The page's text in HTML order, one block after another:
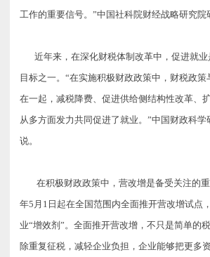
工作的重要信号。”中国社科院财经战略研究院
近年来，在深化财税体制改革中，促进就业
目标之一。“在实施积极财政政策中，财税政
在一起，减税降费、促进供给侧结构性改革、
从多方面发力共同促进了就业。”中国财政科学
说。
在积极财政政策中，营改增是备受关注的重
年5月1日起在全国范围内全面推开营改增试点
业“增效剂”。 全面推开营改增，不只是简单的
除重复征税，减轻企业负担，企业能够把更多